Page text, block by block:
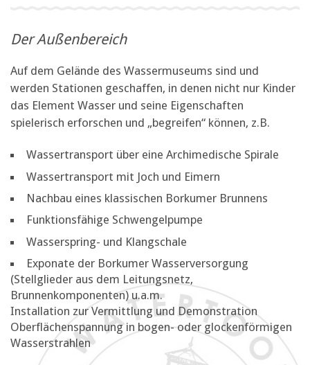
Der Außenbereich
Auf dem Gelände des Wassermuseums sind und
werden Stationen geschaffen, in denen nicht nur Kinder
das Element Wasser und seine Eigenschaften
spielerisch erforschen und „begreifen“ können, z.B.
Wassertransport über eine Archimedische Spirale
Wassertransport mit Joch und Eimern
Nachbau eines klassischen Borkumer Brunnens
Funktionsfähige Schwengelpumpe
Wasserspring- und Klangschale
Exponate der Borkumer Wasserversorgung
(Stellglieder aus dem Leitungsnetz,
Brunnenkomponenten) u.a.m.
Installation zur Vermittlung und Demonstration
Oberflächenspannung in bogen- oder glockenförmigen
Wasserstrahlen